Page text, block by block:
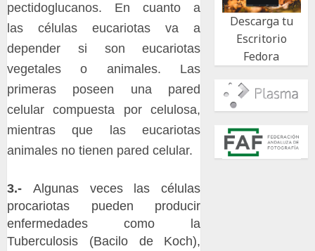
pectidoglucanos. En cuanto a
las células eucariotas va a
depender si son eucariotas
vegetales o animales. Las
primeras poseen una pared
celular compuesta por celulosa,
mientras que las eucariotas
animales no tienen pared celular.
3.- Algunas veces las células
procariotas pueden producir
enfermedades como la
Tuberculosis (Bacilo de Koch),
Descarga tu
Escritorio
Fedora